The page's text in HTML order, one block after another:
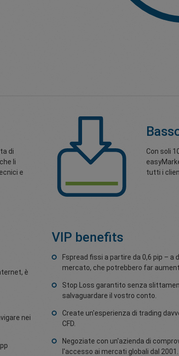
di
li
e
Con soli
tutti i
è
nei
VIP benefits
Fspread fissi a partire da 0,6 pip –
mercato, che potrebbero far
Stop Loss garantito senza
salvaguardare il vostro conto.
Create un'esperienza di trading
CFD.
Negoziate con un'azienda di
l'accesso ai mercati globali dal 2001.